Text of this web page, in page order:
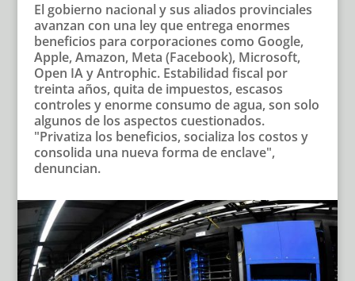
El gobierno nacional y sus aliados provinciales
avanzan con una ley que entrega enormes
beneficios para corporaciones como Google,
Apple, Amazon, Meta (Facebook), Microsoft,
Open IA y Antrophic. Estabilidad fiscal por
treinta años, quita de impuestos, escasos
controles y enorme consumo de agua, son solo
algunos de los aspectos cuestionados.
"Privatiza los beneficios, socializa los costos y
consolida una nueva forma de enclave",
denuncian.